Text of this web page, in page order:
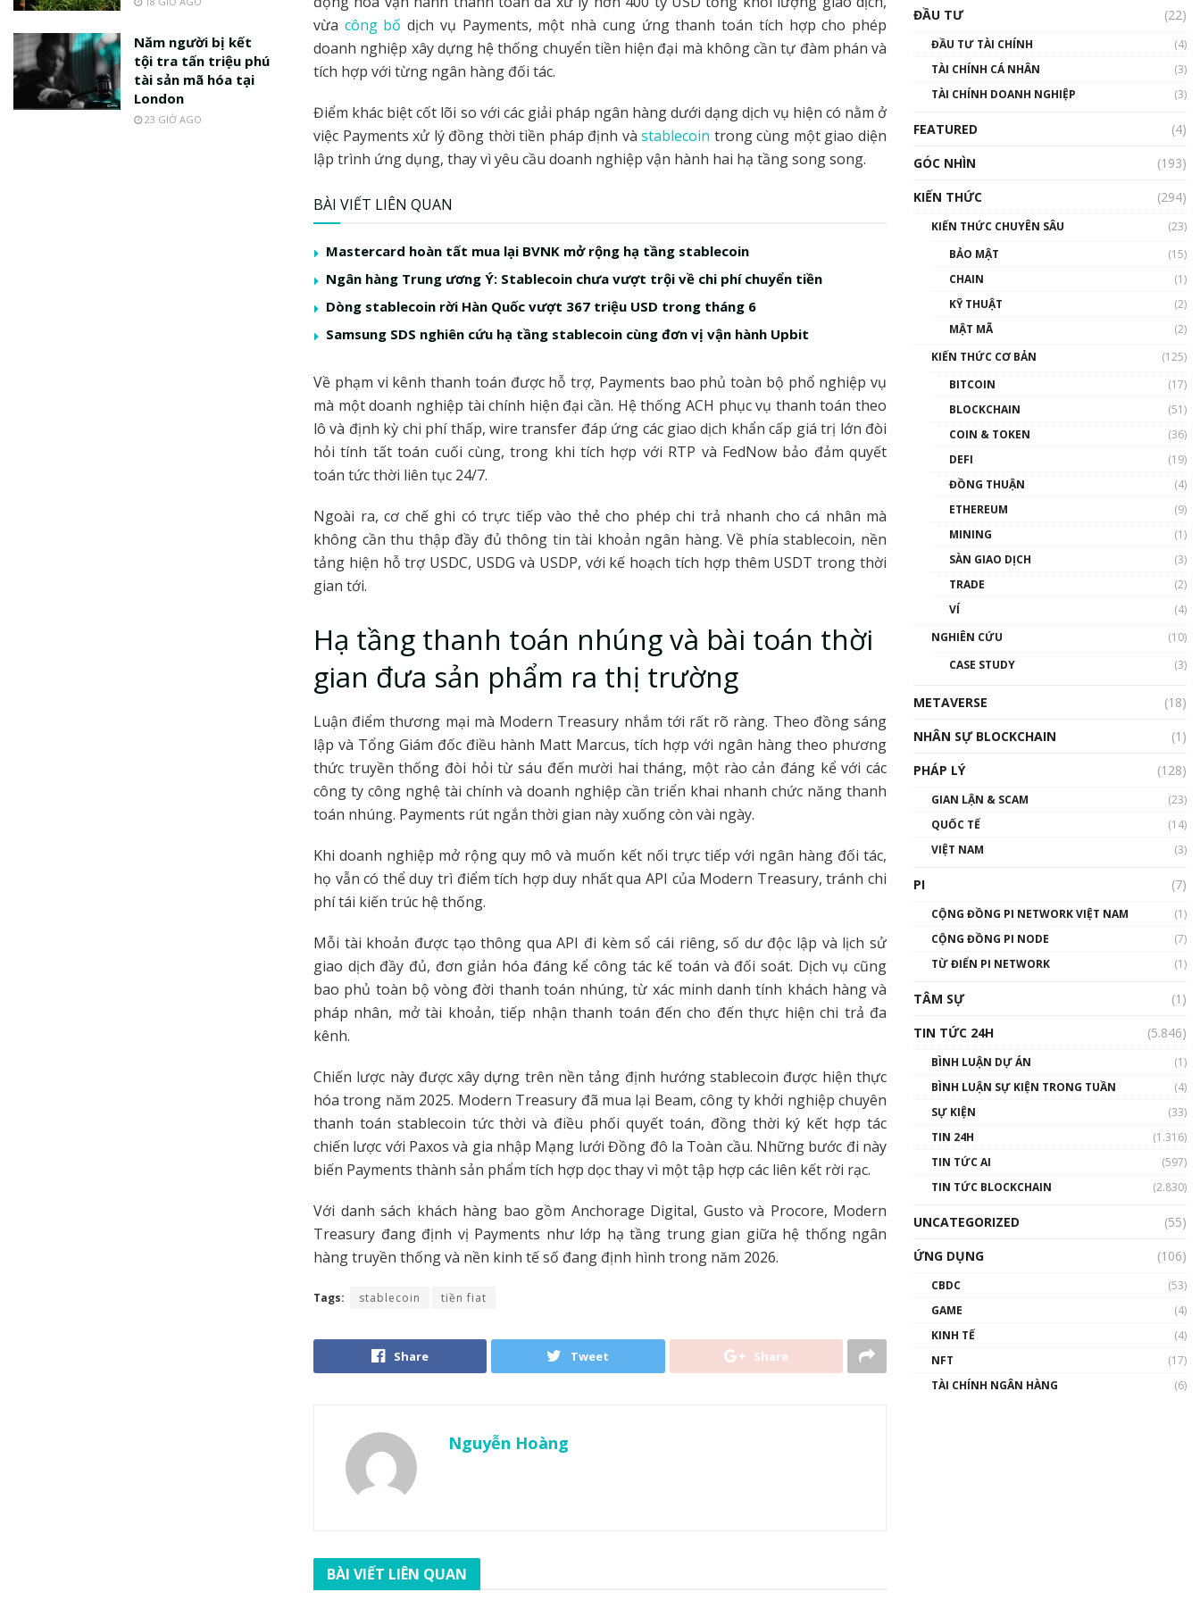
vừa công bố dịch vụ Payments, một nhà cung ứng thanh toán tích hợp cho phép
doanh nghiệp xây dựng hệ thống chuyển tiền hiện đại mà không cần tự đàm phán và
tích hợp với từng ngân hàng đối tác.
Điểm khác biệt cốt lõi so với các giải pháp ngân hàng dưới dạng dịch vụ hiện có nằm ở
việc Payments xử lý đồng thời tiền pháp định vàstablecoin trong cùng một giao diện
lập trình ứng dụng, thay vì yêu cầu doanh nghiệp vận hành hai hạ tầng song song.
BÀI VIẾT LIÊN QUAN
Mastercard hoàn tất mua lại BVNK mở rộng hạ tầng stablecoin
Ngân hàng Trung ương Ý: Stablecoin chưa vượt trội về chi phí chuyển tiền
Dòng stablecoin rời Hàn Quốc vượt 367 triệu USD trong tháng 6
Samsung SDS nghiên cứu hạ tầng stablecoin cùng đơn vị vận hành Upbit
Về phạm vi kênh thanh toán được hỗ trợ, Payments bao phủ toàn bộ phổ nghiệp vụ
mà một doanh nghiệp tài chính hiện đại cần. Hệ thống ACH phục vụ thanh toán theo
lô và định kỳ chi phí thấp, wire transfer đáp ứng các giao dịch khẩn cấp giá trị lớn đòi
hỏi tính tất toán cuối cùng, trong khi tích hợp với RTP và FedNow bảo đảm quyết
toán tức thời liên tục 24/7.
Ngoài ra, cơ chế ghi có trực tiếp vào thẻ cho phép chi trả nhanh cho cá nhân mà
không cần thu thập đầy đủ thông tin tài khoản ngân hàng. Về phía stablecoin, nền
tảng hiện hỗ trợ USDC, USDG và USDP, với kế hoạch tích hợp thêm USDT trong thời
gian tới.
Hạ tầng thanh toán nhúng và bài toán thời
gian đưa sản phẩm ra thị trường
Luận điểm thương mại mà Modern Treasury nhắm tới rất rõ ràng. Theo đồng sáng
lập và Tổng Giám đốc điều hành Matt Marcus, tích hợp với ngân hàng theo phương
thức truyền thống đòi hỏi từ sáu đến mười hai tháng, một rào cản đáng kể với các
công ty công nghệ tài chính và doanh nghiệp cần triển khai nhanh chức năng thanh
toán nhúng. Payments rút ngắn thời gian này xuống còn vài ngày.
Khi doanh nghiệp mở rộng quy mô và muốn kết nối trực tiếp với ngân hàng đối tác,
họ vẫn có thể duy trì điểm tích hợp duy nhất qua API của Modern Treasury, tránh chi
phí tái kiến trúc hệ thống.
Mỗi tài khoản được tạo thông qua API đi kèm sổ cái riêng, số dư độc lập và lịch sử
giao dịch đầy đủ, đơn giản hóa đáng kể công tác kế toán và đối soát. Dịch vụ cũng
bao phủ toàn bộ vòng đời thanh toán nhúng, từ xác minh danh tính khách hàng và
pháp nhân, mở tài khoản, tiếp nhận thanh toán đến cho đến thực hiện chi trả đa
kênh.
Chiến lược này được xây dựng trên nền tảng định hướng stablecoin được hiện thực
hóa trong năm 2025. Modern Treasury đã mua lại Beam, công ty khởi nghiệp chuyên
thanh toán stablecoin tức thời và điều phối quyết toán, đồng thời ký kết hợp tác
chiến lược với Paxos và gia nhập Mạng lưới Đồng đô la Toàn cầu. Những bước đi này
biến Payments thành sản phẩm tích hợp dọc thay vì một tập hợp các liên kết rời rạc.
Với danh sách khách hàng bao gồm Anchorage Digital, Gusto và Procore, Modern
Treasury đang định vị Payments như lớp hạ tầng trung gian giữa hệ thống ngân
hàng truyền thống và nền kinh tế số đang định hình trong năm 2026.
Tags: stablecoin tiền fiat
Share Tweet Share
Nguyễn Hoàng
BÀI VIẾT LIÊN QUAN
Năm người bị kết
tội tra tấn triệu phú
tài sản mã hóa tại
London
23 GIỜ AGO
uptrend trong năm 2023? |
Phổ cập Blockchain
00:02:14
Nhìn lại năm 2022: Những
nhân vật ảnh hưởng nhất
hệ sinh thái tiền mã hoá |
Blockchain
Nhân sự tương lại ngành
Blockchain Việt Nam | Phổ
cập Blockchain
Blockchain đang được ứng
01:34:46
01:32:59
Talkshow17: Mùa đông
Crypto – Chiếc khăn gió ấm
01:49:30
Talkshow 14: MemeCoin –
ĐẦU TƯ (22)
ĐẦU TƯ TÀI CHÍNH
(4)
TÀI CHÍNH CÁ NHÂN
(3)
TÀI CHÍNH DOANH NGHIỆP
(3)
FEATURED
(4)
GÓC NHÌN
(193)
KIẾN THỨC
(294)
KIẾN THỨC CHUYÊN SÂU
(23)
BẢO MẬT
(15)
CHAIN
(1)
KỸ THUẬT
(2)
MẬT MÃ
(2)
KIẾN THỨC CƠ BẢN
(125)
BITCOIN
(17)
BLOCKCHAIN
(51)
COIN & TOKEN
(36)
DEFI
(19)
ĐỒNG THUẬN
(4)
ETHEREUM
(9)
MINING
(1)
SÀN GIAO DỊCH
(3)
TRADE
(2)
VÍ
(4)
NGHIÊN CỨU
(10)
CASE STUDY
(3)
METAVERSE
(18)
NHÂN SỰ BLOCKCHAIN
(1)
PHÁP LÝ
(128)
GIAN LẬN & SCAM
(23)
QUỐC TẾ
(14)
VIỆT NAM
(3)
PI (7)
CỘNG ĐỒNG PI NETWORK VIỆT NAM
(1)
CỘNG ĐỒNG PI NODE
(7)
TỪ ĐIỂN PI NETWORK
(1)
TÂM SỰ
(1)
TIN TỨC 24H
(5.846)
BÌNH LUẬN DỰ ÁN
(1)
BÌNH LUẬN SỰ KIỆN TRONG TUẦN
(4)
SỰ KIỆN
(33)
TIN 24H
(1.316)
TIN TỨC AI
(597)
TIN TỨC BLOCKCHAIN
(2.830)
UNCATEGORIZED
(55)
ỨNG DỤNG
(106)
CBDC
(53)
GAME
(4)
KINH TẾ
(4)
NFT
(17)
TÀI CHÍNH NGÂN HÀNG
(6)